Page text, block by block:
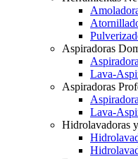
Aspiradoras
Lava-
Aspiradoras
Lava-
Hidrolavadoras